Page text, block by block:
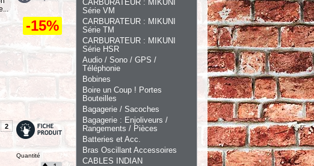
-15%
2
Quantité
CARBURATEUR : MIKUNI
Série VM
CARBURATEUR : MIKUNI
Série TM
CARBURATEUR : MIKUNI
Série HSR
Audio / Sono / GPS /
Téléphonie
Bobines
Boire un Coup ! Portes
Bouteilles
Bagagerie / Sacoches
Bagagerie : Enjoliveurs /
Rangements / Pièces
Batteries et Acc.
Bras Oscillant Accessoires
CABLES INDIAN